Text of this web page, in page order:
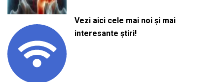
Vezi aici cele mai noi și mai
interesante știri!